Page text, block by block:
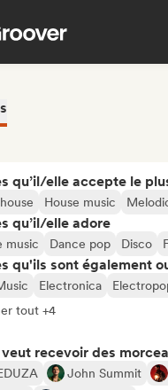
qu’il/elle accepte le
House music
qu’il/elle adore
music Dance pop Disco
qu'ils sont également
Electronica
tout +4
recevoir des
John Summit